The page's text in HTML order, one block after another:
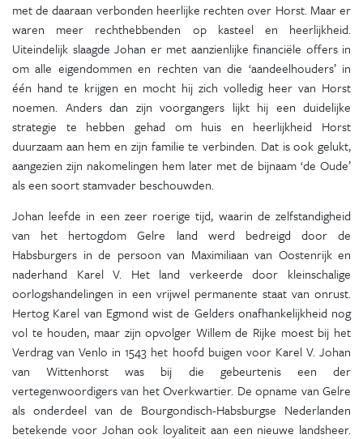
met de daaraan verbonden heerlijke rechten over Horst. Maar er
waren meer rechthebbenden op kasteel en heerlijkheid.
Uiteindelijk slaagde Johan er met aanzienlijke financiële offers in
om alle eigendommen en rechten van die ‘aandeelhouders’ in
één hand te krijgen en mocht hij zich volledig heer van Horst
noemen. Anders dan zijn voorgangers lijkt hij een duidelijke
strategie te hebben gehad om huis en heerlijkheid Horst
duurzaam aan hem en zijn familie te verbinden. Dat is ook gelukt,
aangezien zijn nakomelingen hem later met de bijnaam ‘de Oude’
als een soort stamvader beschouwden.
Johan leefde in een zeer roerige tijd, waarin de zelfstandigheid
van het hertogdom Gelre land werd bedreigd door de
Habsburgers in de persoon van Maximiliaan van Oostenrijk en
naderhand Karel V. Het land verkeerde door kleinschalige
oorlogshandelingen in een vrijwel permanente staat van onrust.
Hertog Karel van Egmond wist de Gelders onafhankelijkheid nog
vol te houden, maar zijn opvolger Willem de Rijke moest bij het
Verdrag van Venlo in 1543 het hoofd buigen voor Karel V. Johan
van Wittenhorst was bij die gebeurtenis een der
vertegenwoordigers van het Overkwartier. De opname van Gelre
als onderdeel van de Bourgondisch-Habsburgse Nederlanden
betekende voor Johan ook loyaliteit aan een nieuwe landsheer.